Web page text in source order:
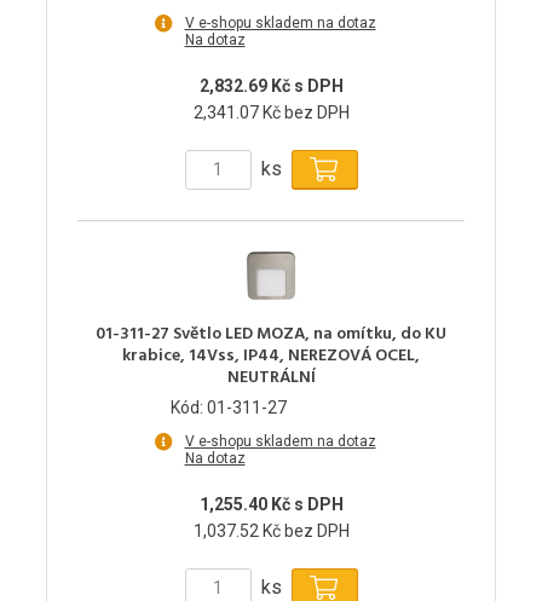
V e-shopu skladem na dotaz
Na dotaz
2,832.69 Kč s DPH
2,341.07 Kč bez DPH
ks
01-311-27 Světlo LED MOZA, na omítku, do KU
krabice, 14Vss, IP44, NEREZOVÁ OCEL,
NEUTRÁLNÍ
Kód: 01-311-27
V e-shopu skladem na dotaz
Na dotaz
1,255.40 Kč s DPH
1,037.52 Kč bez DPH
ks